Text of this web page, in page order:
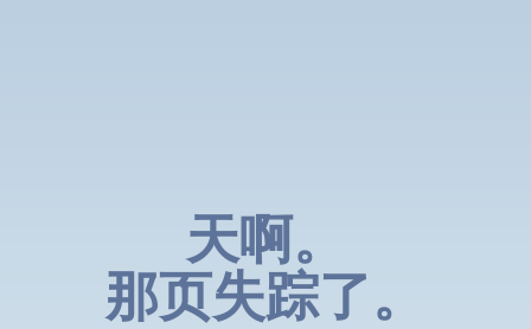
天啊。
那页失踪了。